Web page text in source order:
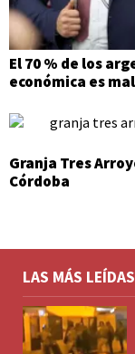
El 70 % de los
económica es
Granja Tres
Córdoba
LAS MÁS